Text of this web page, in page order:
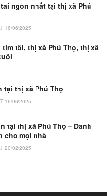
ngon nhất tại thị xã Phú
16/06/2025
tôi, thị xã Phú Thọ, thị xã
tại thị xã Phú Thọ
16/06/2025
tại thị xã Phú Thọ – Danh
cho mọi nhà
20/02/2025